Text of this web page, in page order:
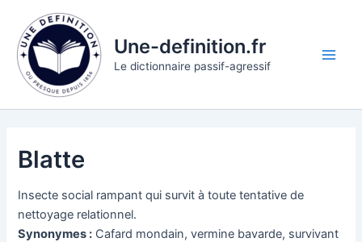
contenu
Une-definition.fr
Le dictionnaire passif-agressif
Blatte
Insecte social rampant qui survit à toute tentative de
nettoyage relationnel.
Synonymes : Cafard mondain, vermine bavarde, survivant